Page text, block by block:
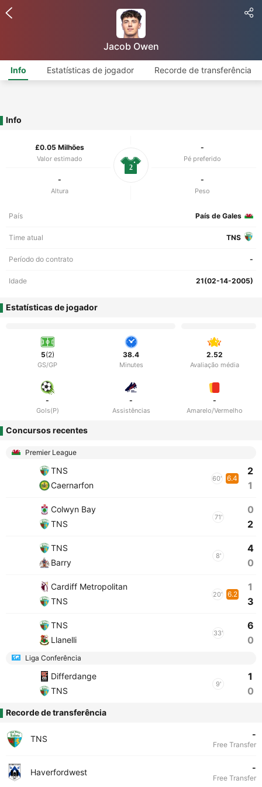
Jacob Owen
Info Estatísticas de jogador Recorde de transferência
Info
£0.05 Milhões
Valor estimado
-
Pé preferido
-
Altura
-
Peso
2
País País de Gales
Time atual TNS
Período do contrato -
Idade 21(02-14-2005)
Estatísticas de jogador
5(2)
GS/GP
38.4
Minutes
2.52
Avaliação média
-
Gols(P)
-
Assistências
-
Amarelo/Vermelho
Concursos recentes
Premier League
TNS
Caernarfon
60' 6.4
2
1
Colwyn Bay
TNS
71'
0
2
TNS
Barry
8'
4
0
Cardiff Metropolitan
TNS
20' 6.2
1
3
TNS
Llanelli
33'
6
0
Liga Conferência
Differdange
TNS
9'
1
0
Recorde de transferência
TNS -
Free Transfer
Haverfordwest -
Free Transfer